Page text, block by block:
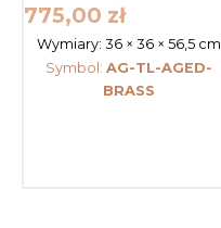
775,00 zł
Wymiary:36 × 36 × 56,5 cm
Symbol:AG-TL-AGED-
BRASS